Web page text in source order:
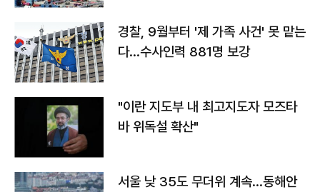
경찰, 9월부터 '제 가족 사건' 못 맡는
다…수사인력 881명 보강
"이란 지도부 내 최고지도자 모즈타
바 위독설 확산"
서울 낮 35도 무더위 계속…동해안